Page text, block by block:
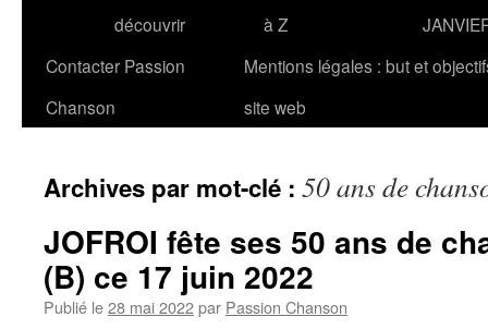
découvrir
à Z
Contacter Passion
Chanson
Mentions légales : but et
site web
Archives par mot-clé : 50 ans de
JOFROI fête ses 50 ans de
(B) ce 17 juin 2022
Publié le28 mai 2022par Passion Chanson